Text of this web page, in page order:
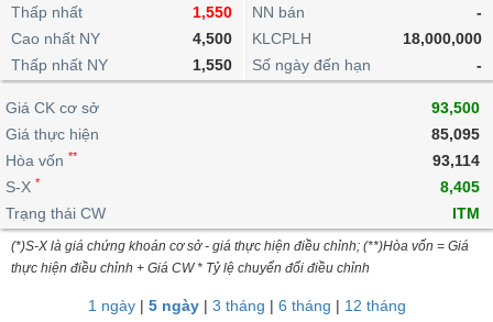
lỗ
dịch
nội
Niên
giám
Tài
liệu
cổ
Định
giá
ngoài
doanh
Top
cổ
phiếu
dịch
Chứng
quyền
quan
Thống
giao
dịch
Thống
giao
dịch
Tin
tức
Phân
tích
kỹ
thuật
trực
tuyến
Bộ
lọc
cổ
Vĩ
mô
lai
Chứng
quyền
Trái
phiếu
IR
Awards
tạo
Dịch
vụ
Thấp nhất
1,550
Cao nhất NY
4,500
Thấp nhất NY
1,550
NN bán
-
KLCPLH
18,000,000
Số ngày đến hạn
-
Giá CK cơ sở
93,500
Giá thực hiện
85,095
Hòa vốn **
93,114
S-X *
8,405
Trạng thái CW
ITM
(*)S-X là giá chứng khoán cơ sở - giá thực hiện điều chỉnh; (**)Hòa vốn = Giá
thực hiện điều chỉnh + Giá CW * Tỷ lệ chuyển đổi điều chỉnh
1 ngày| 5 ngày| 3 tháng | 6 tháng | 12 tháng
BẤT
ĐỘNG
SẢN
TÀI
CHÍNH
HÀNG